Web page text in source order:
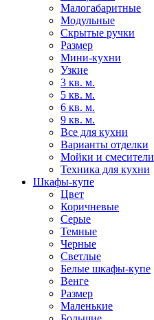
Малогабаритные
Модульные
Скрытые ручки
Размер
Мини-кухни
Узкие
3 кв. м.
5 кв. м.
6 кв. м.
9 кв. м.
Все для кухни
Варианты отделки
Мойки и смесители
Техника для кухни
Шкафы-купе
Цвет
Коричневые
Серые
Темные
Черные
Светлые
Белые шкафы-купе
Венге
Размер
Маленькие